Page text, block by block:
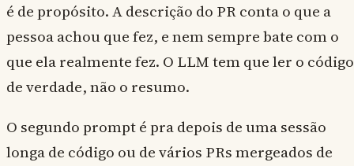
é de propósito. A descrição do PR conta o que a
pessoa achou que fez, e nem sempre bate com o
que ela realmente fez. O LLM tem que ler o código
de verdade, não o resumo.
O segundo prompt é pra depois de uma sessão
longa de código ou de vários PRs mergeados de